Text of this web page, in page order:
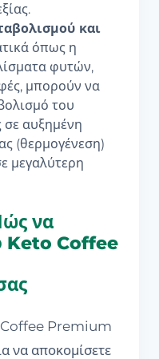
και
όπως η
φυτών,
μπορούν να
του
αυξημένη
(θερμογένεση)
μεγαλύτερη
να
Keto Coffee
Coffee Premium
να αποκομίσετε